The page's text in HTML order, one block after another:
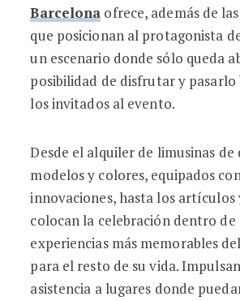
Barcelona ofrece, además de
que posicionan al protagonista
un escenario donde sólo queda
posibilidad de disfrutar y pasarlo
los invitados al evento.
Desde el alquiler de limusinas
modelos y colores, equipados
innovaciones, hasta los artículos
colocan la celebración dentro de
experiencias más memorables
para el resto de su vida.
asistencia a lugares donde